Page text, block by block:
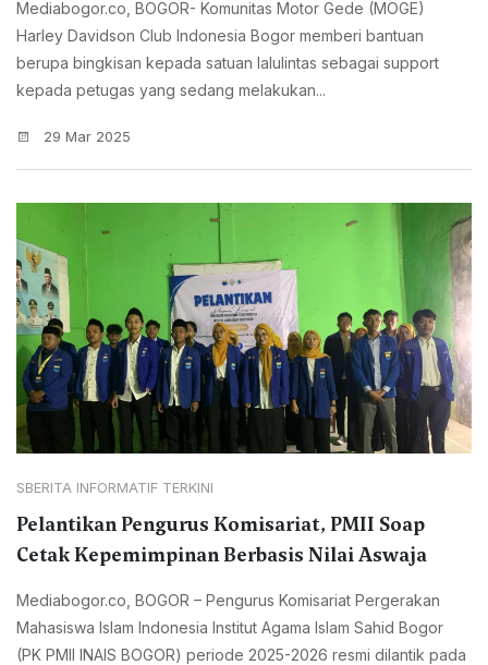
Mediabogor.co, BOGOR- Komunitas Motor Gede (MOGE)
Harley Davidson Club Indonesia Bogor memberi bantuan
berupa bingkisan kepada satuan lalulintas sebagai support
kepada petugas yang sedang melakukan...
29 Mar 2025
SBERITA INFORMATIF TERKINI
Pelantikan Pengurus Komisariat, PMII Soap
Cetak Kepemimpinan Berbasis Nilai Aswaja
Mediabogor.co, BOGOR – Pengurus Komisariat Pergerakan
Mahasiswa Islam Indonesia Institut Agama Islam Sahid Bogor
(PK PMII INAIS BOGOR) periode 2025-2026 resmi dilantik pada